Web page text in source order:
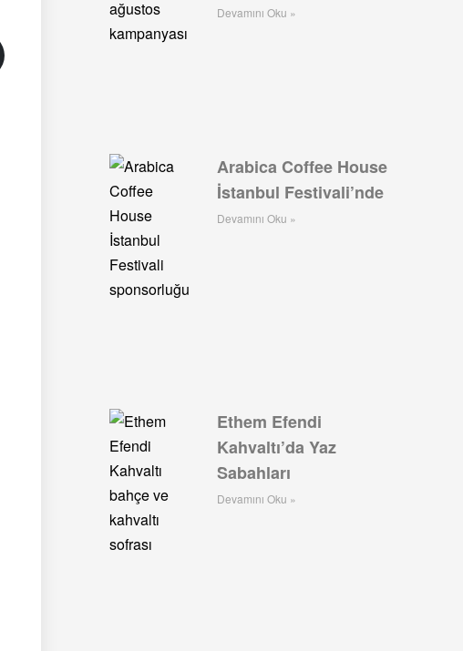
Devamını Oku »
Arabica Coffee House
İstanbul Festivali’nde
Devamını Oku »
Ethem Efendi
Kahvaltı’da Yaz
Sabahları
Devamını Oku »